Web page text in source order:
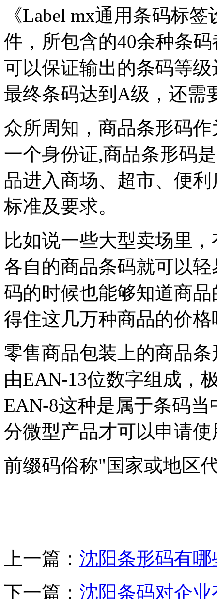
《Label mx通用条码标
件，所包含的40余种条
可以保证输出的条码等
最终条码达到A级，还需
众所周知，商品条形码
一个身份证,商品条形码
品进入商场、超市、便
标准及要求。
比如说一些大型卖场里
各自的商品条码就可以
码的时候也能够知道商
得住这几万种商品的价格
零售商品包装上的商品
由EAN-13位数字组成，
EAN-8这种是属于条码
分微型产品才可以申请使
前缀码俗称"国家或地区
上一篇： 沈阳条形码有
下一篇： 沈阳条码对企